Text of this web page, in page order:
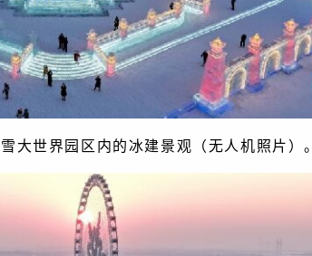
大世界园区内的冰建景观（无人机照片）。